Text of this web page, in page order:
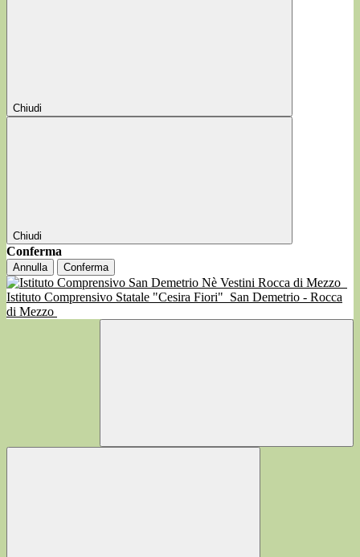
Chiudi
Chiudi
Conferma
Annulla Conferma
Istituto Comprensivo Statale "Cesira Fiori" San Demetrio - Rocca
di Mezzo